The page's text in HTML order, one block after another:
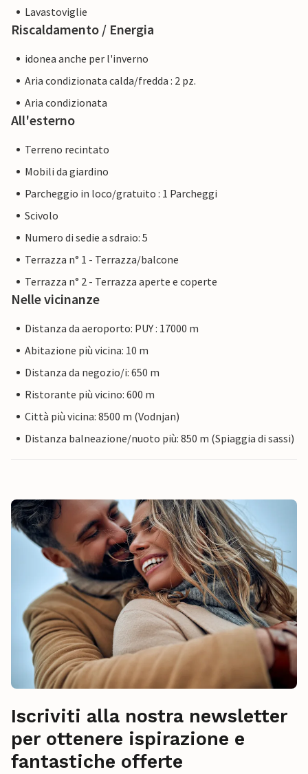
Lavastoviglie
Riscaldamento / Energia
idonea anche per l'inverno
Aria condizionata calda/fredda : 2 pz.
Aria condizionata
All'esterno
Terreno recintato
Mobili da giardino
Parcheggio in loco/gratuito : 1 Parcheggi
Scivolo
Numero di sedie a sdraio: 5
Terrazza n° 1 - Terrazza/balcone
Terrazza n° 2 - Terrazza aperte e coperte
Nelle vicinanze
Distanza da aeroporto: PUY : 17000 m
Abitazione più vicina: 10 m
Distanza da negozio/i: 650 m
Ristorante più vicino: 600 m
Città più vicina: 8500 m (Vodnjan)
Distanza balneazione/nuoto più: 850 m (Spiaggia di sassi)
Iscriviti alla nostra newsletter
per ottenere ispirazione e
fantastiche offerte